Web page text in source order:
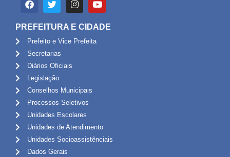
PREFEITURA E CIDADE
Prefeito e Vice Prefeita
Secretarias
Diários Oficiais
Legislação
Conselhos Municipais
Processos Seletivos
Unidades Escolares
Unidades de Atendimento
Unidades Socioassistênciais
Dados Gerais